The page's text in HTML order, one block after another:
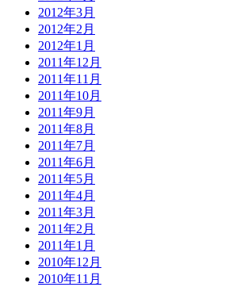
2012年3月
2012年2月
2012年1月
2011年12月
2011年11月
2011年10月
2011年9月
2011年8月
2011年7月
2011年6月
2011年5月
2011年4月
2011年3月
2011年2月
2011年1月
2010年12月
2010年11月